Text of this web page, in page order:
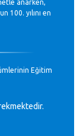
anarken,
100. yılını en
Eğitim